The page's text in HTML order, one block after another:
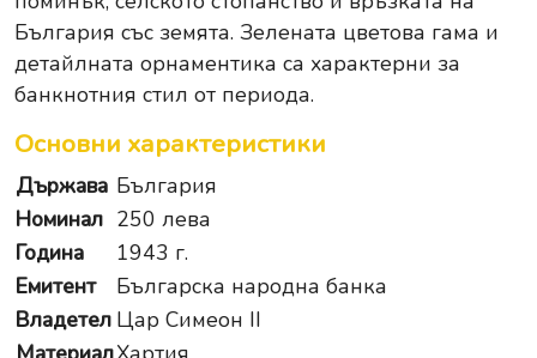
България със земята. Зелената цветова гама и
детайлната орнаментика са характерни за
банкнотния стил от периода.
Основни характеристики
Държава България
Номинал 250 лева
Година
1943 г.
Емитент
Българска народна банка
Владетел Цар Симеон II